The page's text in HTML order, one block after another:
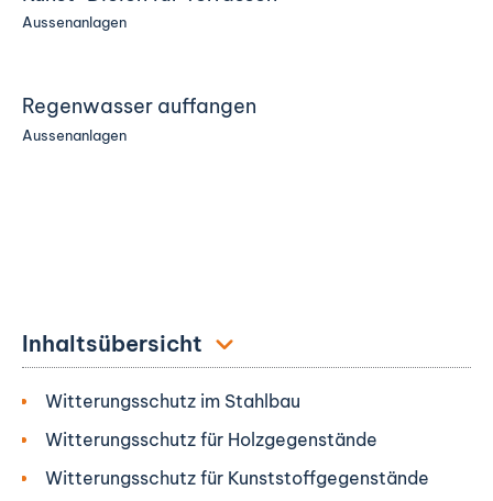
Aussenanlagen
Regenwasser auffangen
Aussenanlagen
Inhaltsübersicht
Witterungsschutz im Stahlbau
Witterungsschutz für Holzgegenstände
Witterungsschutz für Kunststoffgegenstände